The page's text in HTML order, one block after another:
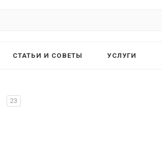
СТАТЬИ И СОВЕТЫ УСЛУГИ
23